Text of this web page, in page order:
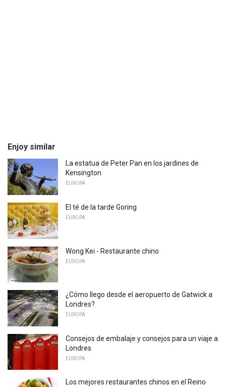
Enjoy similar
La estatua de Peter Pan en los jardines de
Kensington
EUROPA
El té de la tarde Goring
EUROPA
Wong Kei - Restaurante chino
EUROPA
¿Cómo llego desde el aeropuerto de Gatwick a
Londres?
EUROPA
Consejos de embalaje y consejos para un viaje a
Londres
EUROPA
Los mejores restaurantes chinos en el Reino